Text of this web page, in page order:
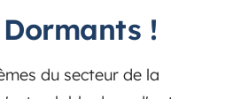
!
du secteur de la